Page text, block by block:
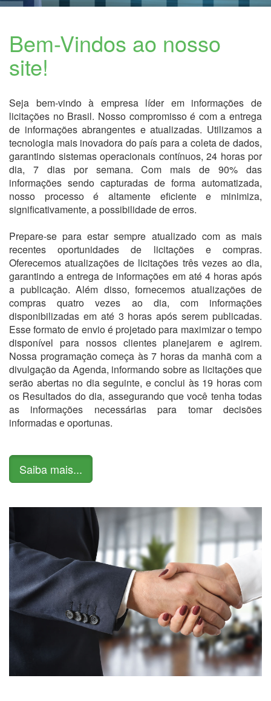
Bem-Vindos ao nosso
site!
Seja bem-vindo à empresa líder em informações de
licitações no Brasil. Nosso compromisso é com a entrega
de informações abrangentes e atualizadas. Utilizamos a
tecnologia mais inovadora do país para a coleta de dados,
garantindo sistemas operacionais contínuos, 24 horas por
dia, 7 dias por semana. Com mais de 90% das
informações sendo capturadas de forma automatizada,
nosso processo é altamente eficiente e minimiza,
significativamente, a possibilidade de erros.
Prepare-se para estar sempre atualizado com as mais
recentes oportunidades de licitações e compras.
Oferecemos atualizações de licitações três vezes ao dia,
garantindo a entrega de informações em até 4 horas após
a publicação. Além disso, fornecemos atualizações de
compras quatro vezes ao dia, com informações
disponibilizadas em até 3 horas após serem publicadas.
Esse formato de envio é projetado para maximizar o tempo
disponível para nossos clientes planejarem e agirem.
Nossa programação começa às 7 horas da manhã com a
divulgação da Agenda, informando sobre as licitações que
serão abertas no dia seguinte, e conclui às 19 horas com
os Resultados do dia, assegurando que você tenha todas
as informações necessárias para tomar decisões
informadas e oportunas.
Saiba mais...